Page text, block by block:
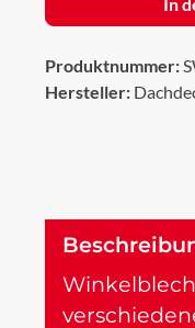
Produktnummer:
Hersteller: